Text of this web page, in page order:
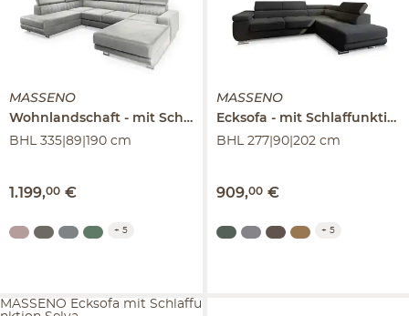
MASSENO
Wohnlandschaft mit Schlaffunktion
Siena
BHL 335|89|190 cm
1.199,00 €
+ 5
MASSENO
Ecksofa
mit Schlaffunktion
BHL 277|90|202 cm
909,00 €
+ 5
MASSENO Ecksofa mit Schlaffu